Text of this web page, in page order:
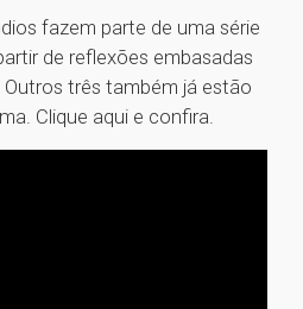
fazem parte de uma série
de reflexões embasadas
Outros três também já estão
Clique aqui e confira.